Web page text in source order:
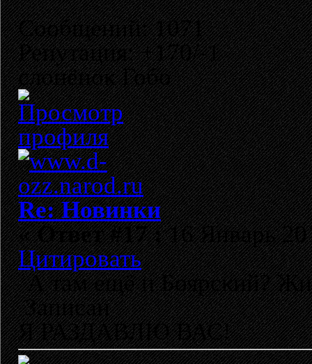
Сообщений: 1071
Репутация: +170/-1
слонёнок Гобо
Re: Новинки
«Ответ #17 :16 Январь
Цитировать
А там ещё и Боярский?
Записан
Я РАЗДАВЛЮ ВАС!